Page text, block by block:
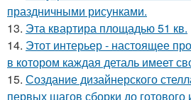
праздничными рисунками.
13. Эта квартира площадью 51 кв.
14. Этот интерьер - настоящее
в котором каждая деталь имеет
15. Создание дизайнерского
первых шагов сборки до готового